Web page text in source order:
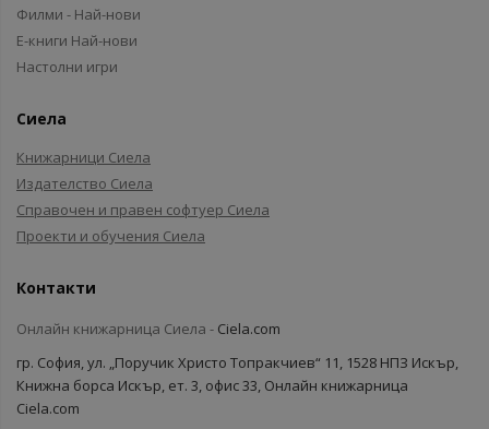
Филми - Най-нови
Е-книги Най-нови
Настолни игри
Сиела
Книжарници Сиела
Издателство Сиела
Справочен и правен софтуер Сиела
Проекти и обучения Сиела
Контакти
Онлайн книжарница Сиела - Ciela.com
гр. София, ул. „Поручик Христо Топракчиев“ 11, 1528 НПЗ Искър,
Книжна борса Искър, ет. 3, офис 33, Онлайн книжарница
Ciela.com